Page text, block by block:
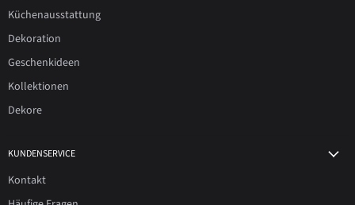
Küchenausstattung
Dekoration
Geschenkideen
Kollektionen
Dekore
KUNDENSERVICE
Kontakt